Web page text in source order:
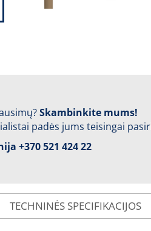
Skambinkite mums!
padės jums teisingai
+370 521 424 22
TECHNINĖS SPECIFIKACIJOS